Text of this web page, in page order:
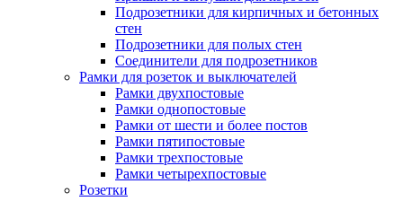
Подрозетники для кирпичных и бетонных
стен
Подрозетники для полых стен
Соединители для подрозетников
Рамки для розеток и выключателей
Рамки двухпостовые
Рамки однопостовые
Рамки от шести и более постов
Рамки пятипостовые
Рамки трехпостовые
Рамки четырехпостовые
Розетки